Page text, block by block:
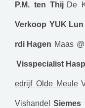
P.M. ten Thij De
Verkoop YUK
rdi Hagen Maas
Visspecialist
edrijf Olde Meule
Vishandel Siemes